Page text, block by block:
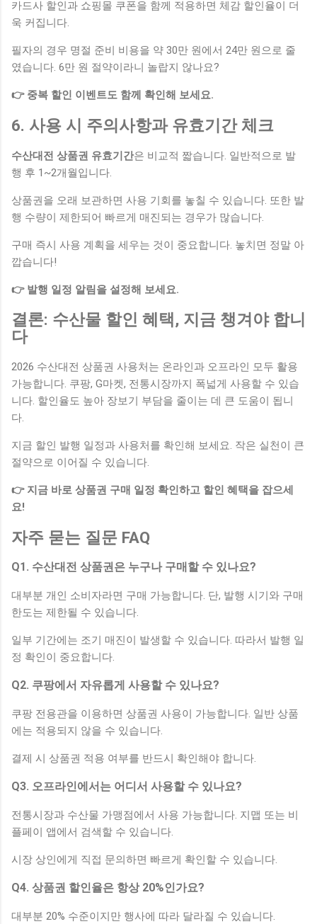
카드사 할인과 쇼핑몰 쿠폰을 함께 적용하면 체감 할인율이 더
욱 커집니다.
필자의 경우 명절 준비 비용을 약 30만 원에서 24만 원으로 줄
였습니다. 6만 원 절약이라니 놀랍지 않나요?
👉 중복 할인 이벤트도 함께 확인해 보세요.
6. 사용 시 주의사항과 유효기간 체크
수산대전 상품권 유효기간은 비교적 짧습니다. 일반적으로 발
행 후 1~2개월입니다.
상품권을 오래 보관하면 사용 기회를 놓칠 수 있습니다. 또한 발
행 수량이 제한되어 빠르게 매진되는 경우가 많습니다.
구매 즉시 사용 계획을 세우는 것이 중요합니다. 놓치면 정말 아
깝습니다!
👉 발행 일정 알림을 설정해 보세요.
결론: 수산물 할인 혜택, 지금 챙겨야 합니
다
2026 수산대전 상품권 사용처는 온라인과 오프라인 모두 활용
가능합니다. 쿠팡, G마켓, 전통시장까지 폭넓게 사용할 수 있습
니다. 할인율도 높아 장보기 부담을 줄이는 데 큰 도움이 됩니
다.
지금 할인 발행 일정과 사용처를 확인해 보세요. 작은 실천이 큰
절약으로 이어질 수 있습니다.
👉 지금 바로 상품권 구매 일정 확인하고 할인 혜택을 잡으세
요!
자주 묻는 질문 FAQ
Q1. 수산대전 상품권은 누구나 구매할 수 있나요?
대부분 개인 소비자라면 구매 가능합니다. 단, 발행 시기와 구매
한도는 제한될 수 있습니다.
일부 기간에는 조기 매진이 발생할 수 있습니다. 따라서 발행 일
정 확인이 중요합니다.
Q2. 쿠팡에서 자유롭게 사용할 수 있나요?
쿠팡 전용관을 이용하면 상품권 사용이 가능합니다. 일반 상품
에는 적용되지 않을 수 있습니다.
결제 시 상품권 적용 여부를 반드시 확인해야 합니다.
Q3. 오프라인에서는 어디서 사용할 수 있나요?
전통시장과 수산물 가맹점에서 사용 가능합니다. 지맵 또는 비
플페이 앱에서 검색할 수 있습니다.
시장 상인에게 직접 문의하면 빠르게 확인할 수 있습니다.
Q4. 상품권 할인율은 항상 20%인가요?
대부분 20% 수준이지만 행사에 따라 달라질 수 있습니다.